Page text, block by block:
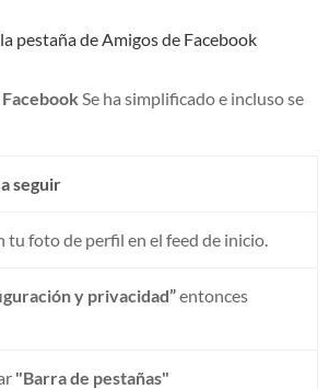
pestaña de Amigos de Facebook
Se ha simplificado e incluso se
seguir
tu foto de perfil en el feed de inicio.
y privacidad”entonces
"Barra de pestañas"